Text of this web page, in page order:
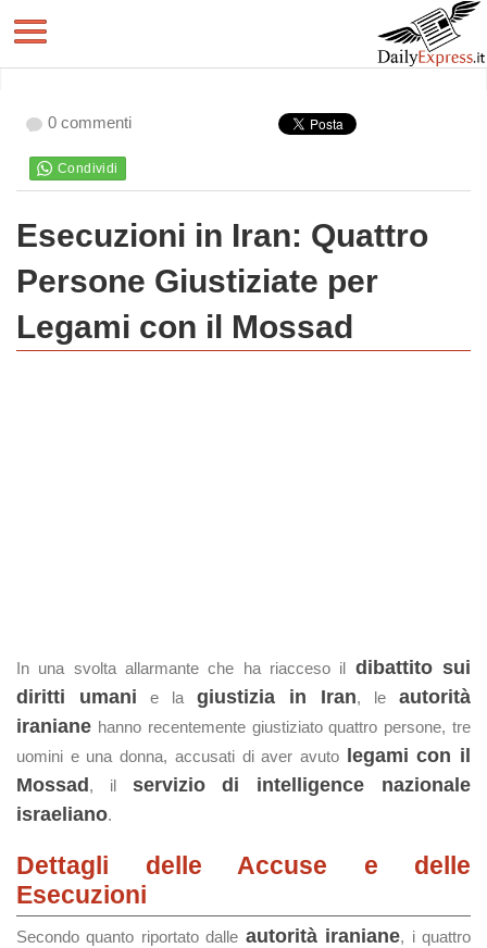
0 commenti
Esecuzioni in Iran: Quattro
Persone Giustiziate per
Legami con il Mossad
In una svolta allarmante che ha riacceso il dibattito sui
diritti umani e la giustizia in Iran, le autorità
iraniane hanno recentemente giustiziato quattro persone, tre
uomini e una donna, accusati di aver avuto
legami con il
Mossad , il servizio di intelligence nazionale
israeliano.
Dettagli delle Accuse e delle
Esecuzioni
Secondo quanto riportato dalle autorità iraniane, i quattro